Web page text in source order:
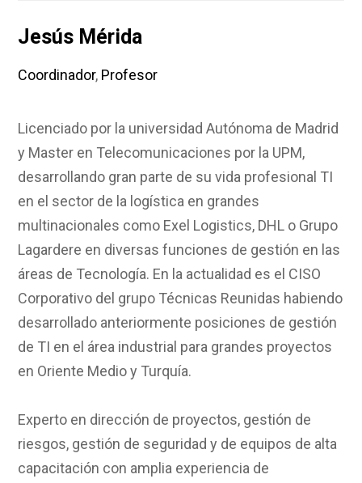
Jesús Mérida
Coordinador, Profesor
Licenciado por la universidad Autónoma de Madrid
y Master en Telecomunicaciones por la UPM,
desarrollando gran parte de su vida profesional TI
en el sector de la logística en grandes
multinacionales como Exel Logistics, DHL o Grupo
Lagardere en diversas funciones de gestión en las
áreas de Tecnología. En la actualidad es el CISO
Corporativo del grupo Técnicas Reunidas habiendo
desarrollado anteriormente posiciones de gestión
de TI en el área industrial para grandes proyectos
en Oriente Medio y Turquía.
Experto en dirección de proyectos, gestión de
riesgos, gestión de seguridad y de equipos de alta
capacitación con amplia experiencia de